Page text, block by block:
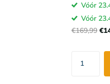
Vóór
Vóór
€169,99